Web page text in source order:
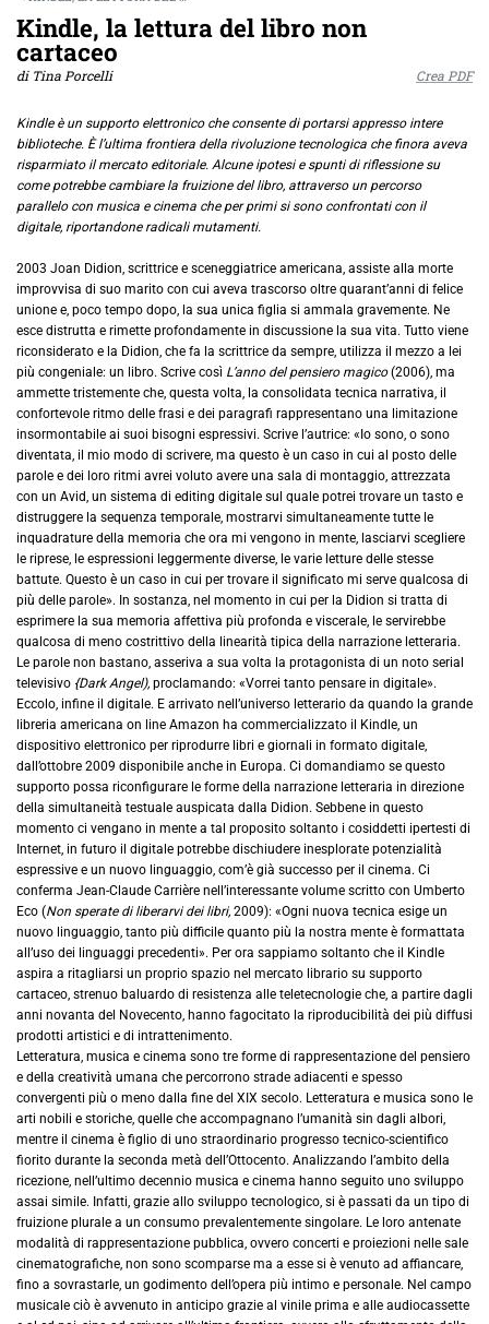
Kindle, la lettura del libro non
cartaceo
di Tina Porcelli Crea PDF
Kindle è un supporto elettronico che consente di portarsi appresso intere
biblioteche. È l’ultima frontiera della rivoluzione tecnologica che finora aveva
risparmiato il mercato editoriale. Alcune ipotesi e spunti di riflessione su
come potrebbe cambiare la fruizione del libro, attraverso un percorso
parallelo con musica e cinema che per primi si sono confrontati con il
digitale, riportandone radicali mutamenti.
2003 Joan Didion, scrittrice e sceneggiatrice americana, assiste alla morte
improvvisa di suo marito con cui aveva trascorso oltre quarant’anni di felice
unione e, poco tempo dopo, la sua unica figlia si ammala gravemente. Ne
esce distrutta e rimette profondamente in discussione la sua vita. Tutto viene
riconsiderato e la Didion, che fa la scrittrice da sempre, utilizza il mezzo a lei
più congeniale: un libro. Scrive così L’anno del pensiero magico(2006), ma
ammette tristemente che, questa volta, la consolidata tecnica narrativa, il
confortevole ritmo delle frasi e dei paragrafi rappresentano una limitazione
insormontabile ai suoi bisogni espressivi. Scrive l’autrice: «Io sono, o sono
diventata, il mio modo di scrivere, ma questo è un caso in cui al posto delle
parole e dei loro ritmi avrei voluto avere una sala di montaggio, attrezzata
con un Avid, un sistema di editing digitale sul quale potrei trovare un tasto e
distruggere la sequenza temporale, mostrarvi simultaneamente tutte le
inquadrature della memoria che ora mi vengono in mente, lasciarvi scegliere
le riprese, le espressioni leggermente diverse, le varie letture delle stesse
battute. Questo è un caso in cui per trovare il significato mi serve qualcosa di
più delle parole». In sostanza, nel momento in cui per la Didion si tratta di
esprimere la sua memoria affettiva più profonda e viscerale, le servirebbe
qualcosa di meno costrittivo della linearità tipica della narrazione letteraria.
Le parole non bastano, asseriva a sua volta la protagonista di un noto serial
televisivo {Dark Angel), proclamando: «Vorrei tanto pensare in digitale».
Eccolo, infine il digitale. E arrivato nell’universo letterario da quando la grande
libreria americana on line Amazon ha commercializzato il Kindle, un
dispositivo elettronico per riprodurre libri e giornali in formato digitale,
dall’ottobre 2009 disponibile anche in Europa. Ci domandiamo se questo
supporto possa riconfigurare le forme della narrazione letteraria in direzione
della simultaneità testuale auspicata dalla Didion. Sebbene in questo
momento ci vengano in mente a tal proposito soltanto i cosiddetti ipertesti di
Internet, in futuro il digitale potrebbe dischiudere inesplorate potenzialità
espressive e un nuovo linguaggio, com’è già successo per il cinema. Ci
conferma Jean-Claude Carrière nell’interessante volume scritto con Umberto
Eco (Non sperate di liberarvi dei libri, 2009): «Ogni nuova tecnica esige un
nuovo linguaggio, tanto più difficile quanto più la nostra mente è formattata
all’uso dei linguaggi precedenti». Per ora sappiamo soltanto che il Kindle
aspira a ritagliarsi un proprio spazio nel mercato librario su supporto
cartaceo, strenuo baluardo di resistenza alle teletecnologie che, a partire dagli
anni novanta del Novecento, hanno fagocitato la riproducibilità dei più diffusi
prodotti artistici e di intrattenimento.
Letteratura, musica e cinema sono tre forme di rappresentazione del pensiero
e della creatività umana che percorrono strade adiacenti e spesso
convergenti più o meno dalla fine del XIX secolo. Letteratura e musica sono le
arti nobili e storiche, quelle che accompagnano l’umanità sin dagli albori,
mentre il cinema è figlio di uno straordinario progresso tecnico-scientifico
fiorito durante la seconda metà dell’Ottocento. Analizzando l’ambito della
ricezione, nell’ultimo decennio musica e cinema hanno seguito uno sviluppo
assai simile. Infatti, grazie allo sviluppo tecnologico, si è passati da un tipo di
fruizione plurale a un consumo prevalentemente singolare. Le loro antenate
modalità di rappresentazione pubblica, ovvero concerti e proiezioni nelle sale
cinematografiche, non sono scomparse ma a esse si è venuto ad affiancare,
fino a sovrastarle, un godimento dell’opera più intimo e personale. Nel campo
musicale ciò è avvenuto in anticipo grazie al vinile prima e alle audiocassette